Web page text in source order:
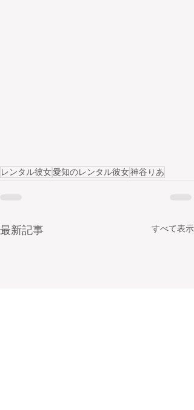
レンタル彼女愛知のレンタル彼女神谷りあ
最新記事 すべて表示